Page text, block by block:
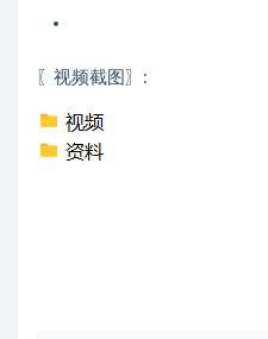
〖视频截图〗: